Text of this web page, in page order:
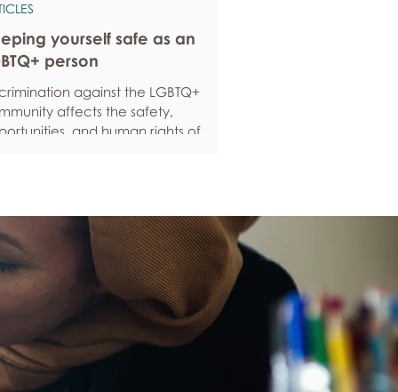
yourself safe as an
person
against the LGBTQ+
affects the safety,
and human rights of
your rights isn’t just about
safe - it’s also about feeling like
matter, and having control over
own life. Make sure you know your
rights in all sorts of situations – from
housin